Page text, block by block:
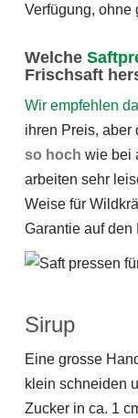
Verfügung, ohne
Welche
Frischsaft
Wir empfehlen
ihren Preis, aber
so hoch wie bei
arbeiten sehr
Weise für
Garantie auf den
Sirup
Eine grosse
klein schneiden
Zucker in ca. 1